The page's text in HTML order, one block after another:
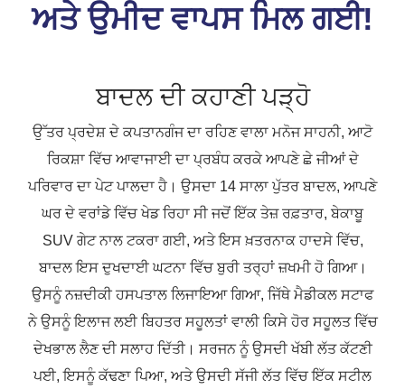
ਅਤੇ ਉਮੀਦ ਵਾਪਸ ਮਿਲ ਗਈ!
ਬਾਦਲ ਦੀ ਕਹਾਣੀ ਪੜ੍ਹੋ
ਉੱਤਰ ਪ੍ਰਦੇਸ਼ ਦੇ ਕਪਤਾਨਗੰਜ ਦਾ ਰਹਿਣ ਵਾਲਾ ਮਨੋਜ ਸਾਹਨੀ, ਆਟੋ
ਰਿਕਸ਼ਾ ਵਿੱਚ ਆਵਾਜਾਈ ਦਾ ਪ੍ਰਬੰਧ ਕਰਕੇ ਆਪਣੇ ਛੇ ਜੀਆਂ ਦੇ
ਪਰਿਵਾਰ ਦਾ ਪੇਟ ਪਾਲਦਾ ਹੈ। ਉਸਦਾ 14 ਸਾਲਾ ਪੁੱਤਰ ਬਾਦਲ, ਆਪਣੇ
ਘਰ ਦੇ ਵਰਾਂਡੇ ਵਿੱਚ ਖੇਡ ਰਿਹਾ ਸੀ ਜਦੋਂ ਇੱਕ ਤੇਜ਼ ਰਫ਼ਤਾਰ, ਬੇਕਾਬੂ
SUV ਗੇਟ ਨਾਲ ਟਕਰਾ ਗਈ, ਅਤੇ ਇਸ ਖ਼ਤਰਨਾਕ ਹਾਦਸੇ ਵਿੱਚ,
ਬਾਦਲ ਇਸ ਦੁਖਦਾਈ ਘਟਨਾ ਵਿੱਚ ਬੁਰੀ ਤਰ੍ਹਾਂ ਜ਼ਖਮੀ ਹੋ ਗਿਆ।
ਉਸਨੂੰ ਨਜ਼ਦੀਕੀ ਹਸਪਤਾਲ ਲਿਜਾਇਆ ਗਿਆ, ਜਿੱਥੇ ਮੈਡੀਕਲ ਸਟਾਫ
ਨੇ ਉਸਨੂੰ ਇਲਾਜ ਲਈ ਬਿਹਤਰ ਸਹੂਲਤਾਂ ਵਾਲੀ ਕਿਸੇ ਹੋਰ ਸਹੂਲਤ ਵਿੱਚ
ਦੇਖਭਾਲ ਲੈਣ ਦੀ ਸਲਾਹ ਦਿੱਤੀ। ਸਰਜਨ ਨੂੰ ਉਸਦੀ ਖੱਬੀ ਲੱਤ ਕੱਟਣੀ
ਪਈ, ਇਸਨੂੰ ਕੱਢਣਾ ਪਿਆ, ਅਤੇ ਉਸਦੀ ਸੱਜੀ ਲੱਤ ਵਿੱਚ ਇੱਕ ਸਟੀਲ